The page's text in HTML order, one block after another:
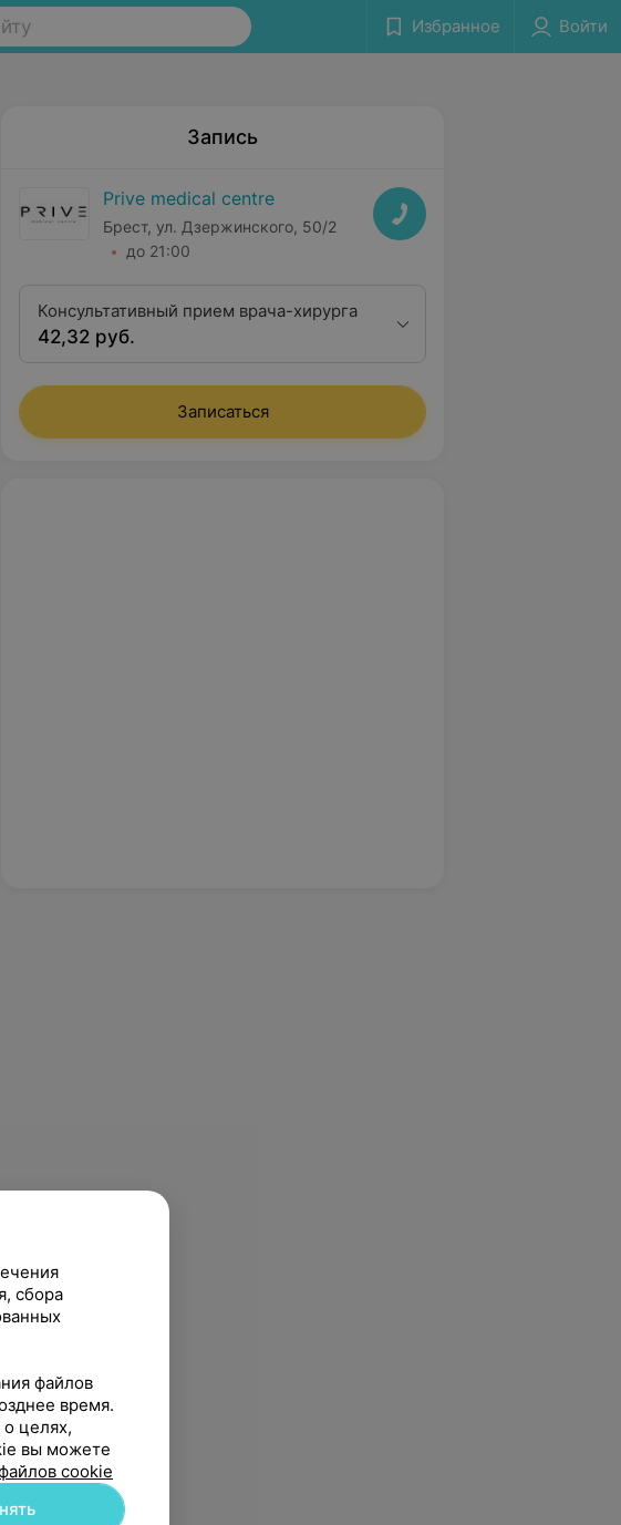
Избранное Войти
Запись
Prive medical centre
Брест, ул. Дзержинского, 50/2
до 21:00
Консультативный прием врача-хирурга
42,32 руб.
Записаться
сбора
файлов
время.
целях,
вы можете
cookie